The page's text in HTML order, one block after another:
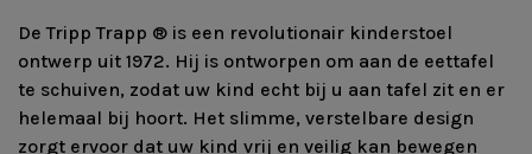
De Tripp Trapp ® is een revolutionair kinderstoel
ontwerp uit 1972. Hij is ontworpen om aan de eettafel
te schuiven, zodat uw kind echt bij u aan tafel zit en er
helemaal bij hoort. Het slimme, verstelbare design
zorgt ervoor dat uw kind vrij en veilig kan bewegen